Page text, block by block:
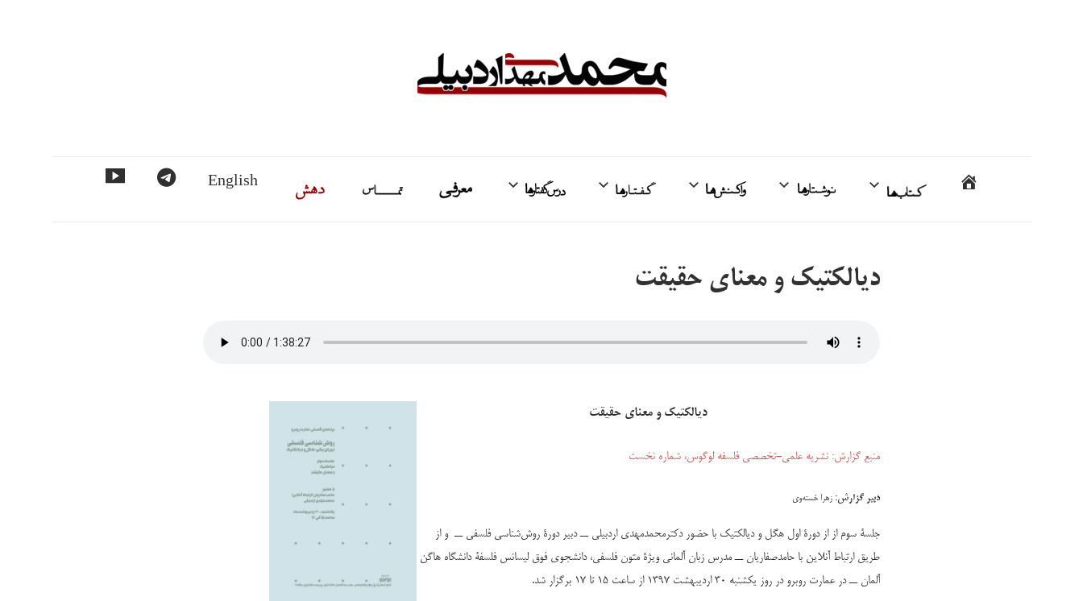
کتاب‌ها نوشتارها واکنش‌ها گفتارها درس‌گفتارها English تلگرام
مورد
دیالکتیک و معنای حقیقت
دیالکتیک و معنای حقیقت
منبع گزارش: نشریه علمی-تخصصی فلسفه لوگوس، شماره نخست
دبیر گزارش: زهرا خسته‌وی
جلسۀ سوم از از دورۀ اول هگل و دیالکتیک با حضور دکترمحمدمهدی اردبیلی ــ دبیر دورۀ روش‌شناسی فلسفی ــ و از
طریق ارتباط آنلاین با حامدصفاریان ــ مدرس زبان آلمانی ویژۀ متون فلسفی، دانشجوی فوق لیسانس فلسفۀ دانشگاه هاگن
آلمان ــ در عمارت روبرو در روز یکشنبه 30 اردیبهشت 1397 از ساعت 15 تا 17 برگزار شد.